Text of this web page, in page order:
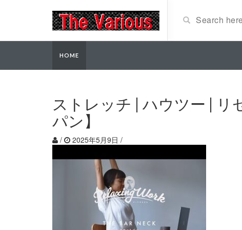
HOME
ストレッチ | ハウツー | リ
パン】
/ 2025年5月9日 /